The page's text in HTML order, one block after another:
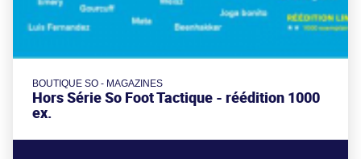
BOUTIQUE SO - MAGAZINES
Hors Série So Foot Tactique - réédition 1000
ex.